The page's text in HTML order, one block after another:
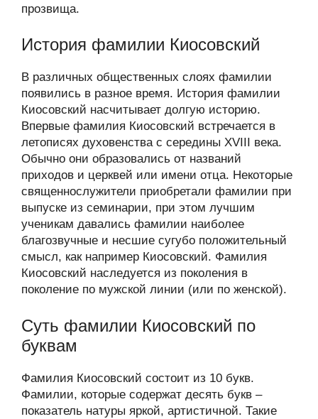
прозвища.
История фамилии Киосовский
В различных общественных слоях фамилии
появились в разное время. История фамилии
Киосовский насчитывает долгую историю.
Впервые фамилия Киосовский встречается в
летописях духовенства с середины XVIII века.
Обычно они образовались от названий
приходов и церквей или имени отца. Некоторые
священнослужители приобретали фамилии при
выпуске из семинарии, при этом лучшим
ученикам давались фамилии наиболее
благозвучные и несшие сугубо положительный
смысл, как например Киосовский. Фамилия
Киосовский наследуется из поколения в
поколение по мужской линии (или по женской).
Суть фамилии Киосовский по
буквам
Фамилия Киосовский состоит из 10 букв.
Фамилии, которые содержат десять букв –
показатель натуры яркой, артистичной. Такие